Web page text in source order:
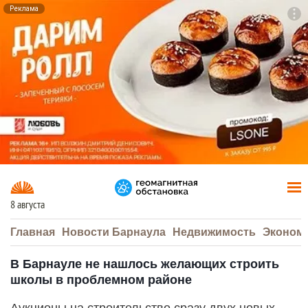
Реклама
8 августа
Главная Новости Барнаула Недвижимость
В Барнауле не нашлось желающих строить
школы в проблемном районе